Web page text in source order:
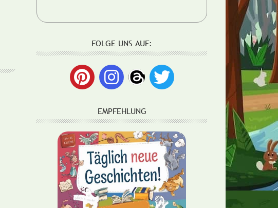
FOLGE UNS AUF:
EMPFEHLUNG